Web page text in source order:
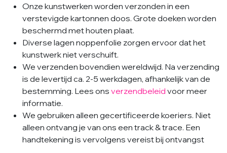
Onze kunstwerken worden verzonden in een
verstevigde kartonnen doos. Grote doeken worden
beschermd met houten plaat.
Diverse lagen noppenfolie zorgen ervoor dat het
kunstwerk niet verschuift.
We verzenden bovendien wereldwijd. Na verzending
is de levertijd ca. 2-5 werkdagen, afhankelijk van de
bestemming. Lees ons verzendbeleid voor meer
informatie.
We gebruiken alleen gecertificeerde koeriers. Niet
alleen ontvang je van ons een track & trace. Een
handtekening is vervolgens vereist bij ontvangst